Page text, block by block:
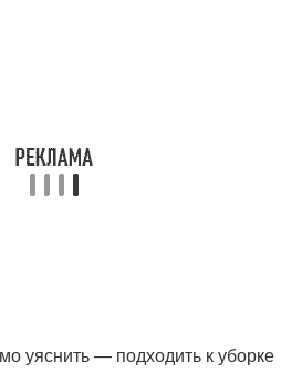
уяснить — подходить к уборке